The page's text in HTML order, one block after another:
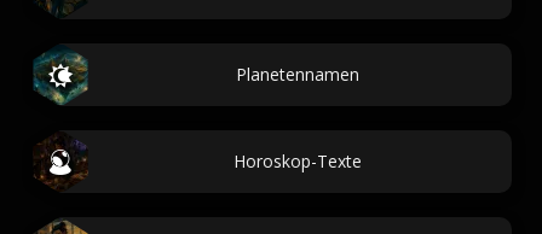
Planetennamen
Horoskop-Texte